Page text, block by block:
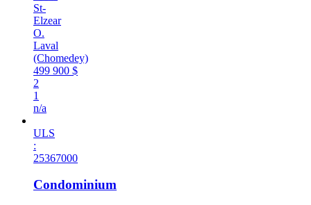
St-
Elzear
O.
Laval
(Chomedey)
499 900 $
2
1
n/a
ULS
:
25367000
Condominium